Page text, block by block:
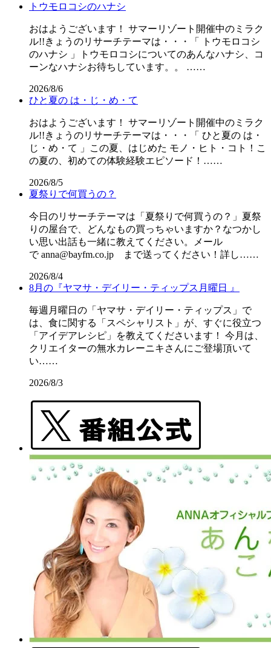
トウモロコシのハナシ
おはようございます！ サマーリゾート開催中のミラク
ル!!きょうのリサーチテーマは・・・「 トウモロコシ
のハナシ 」トウモロコシについてのあんなハナシ、コ
ーンなハナシお待ちしています。。 ……
2026/8/6
ひと夏の は・じ・め・て
おはようございます！ サマーリゾート開催中のミラク
ル!!きょうのリサーチテーマは・・・「 ひと夏の は・
じ・め・て 」この夏、はじめた モノ・ヒト・コト！こ
の夏の、初めての体験経験エピソード！……
2026/8/5
夏祭りで何買うの？
今日のリサーチテーマは「夏祭りで何買うの？」夏祭
りの屋台で、どんなもの買っちゃいますか？なつかし
い思い出話も一緒に教えてください。メール
で anna@bayfm.co.jp まで送ってください！詳し……
2026/8/4
8月の『ヤマサ・デイリー・ティップス月曜日 』
毎週月曜日の「ヤマサ・デイリー・ティップス」で
は、食に関する「スペシャリスト」が、すぐに役立つ
「アイデアレシピ」を教えてくださいます！ 今月は、
クリエイターの無水カレーニキさんにご登場頂いて
い……
2026/8/3